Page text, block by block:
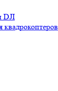
DJI
квадрокоптеров